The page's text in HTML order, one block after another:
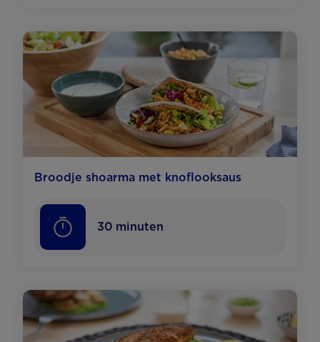
Broodje shoarma met knoflooksaus
30 minuten